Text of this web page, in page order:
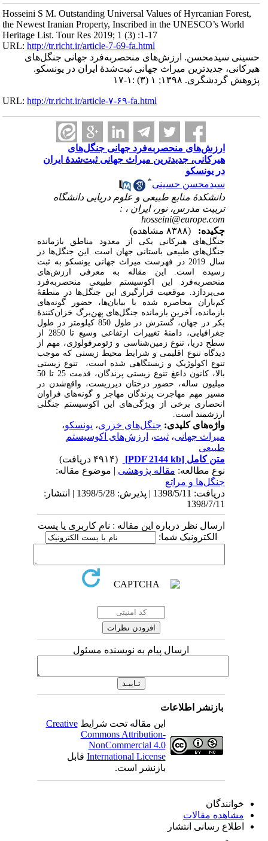
Hosseini S M. Outstanding Universal Values of Hyrcanian Forest,
the Newest Iranian Property, Inscribed in the UNESCO’s World
Heritage List. Tour Res 2019; 1 (3) :1-17
URL:http://tr.richt.ir/article-7-69-fa.html
حسینی سیدمحسن. ارزش‌های منحصربه‌فرد جهانی جنگل‌های
هیرکانی، جدیدترین میراث جهانی ثبت‌شدۀ ایران در یونسکو.
پژوهش گردشگری. ۱۳۹۸; ۱ (۳) :۱-۱۷
URL:http://tr.richt.ir/article-۷-۶۹-fa.html
ارزش‌های منحصربه‌فرد جهانی جنگل‌های
هیرکانی، جدیدترین میراث جهانی ثبت‌شدۀ ایران
در یونسکو
سیدمحسن حسینی
دانشکدۀ منابع طبیعی و علوم دریایی دانشگاه
تربیت مدرس، نور، ایران ، :
hosseini@europe.com
چکیده:
جنگل‌های هیرکانی یکی از معدود مناطق بازمانده
جنگل‌های طبیعی باستانی جهان است. این جنگل‌ها در
سال 2019 در فهرست میراث جهانی یونسکو به ثبت
رسیده است. این مقاله به معرفی ارزش‌های
منحصربه‌فرد این اکوسیستم طبیعی منحصربه‌فرد
می‌پردازد. موقعیت قرارگیری این جنگل‌ها در منطقۀ
کم‌باران محاصره شده با بیابان‌ها، حضور گونه‌های
بازمانده، آخرین بازمانده جنگل‌های پهن‌برگ خزان‌کنندۀ
بکر در جهان، گسترش در طول 850 کیلومتر در طول
جغرافیایی، دامنۀ تغییرات ارتفاعی وسیع تا 2850 از
سطح دریا، تنوع زمین‌شناسی و ژئومرفولوژی، مهم از
دیدگاه تنوع اقلیمی و شرایط محیط زیستی که موجب
تنوع اکولوژیک و زیستگاهی شده است، تنوع زیستی
بالا، کانون داعغ تنوع زیستی پرندگان، قدمت 25 تا 50
میلیون ساله، حضور درختان دیرزیست، واقع‌شدن در
مسیر مهم مهاجرت پرندگان مهاجر و گونه‌های فراوان
انحصاری برخی از ویژگی‌های این اکوسیستم جنگلی
ارزشمند است.
واژه‌های کلیدی:جنگل‌های خزری،یونسکو،
میراث جهانی،ثبت،ارزش‌های اکوسیستم
طبیعی
متن کامل[PDF 2144 kb]
نوع مطالعه:مقاله پژوهشی| موضوع مقاله:
جنگل‌ها و مراتع
دریافت: 1398/5/11 | پذیرش: 1398/5/28 | انتشار:
1398/7/11
ارسال نظر درباره این مقاله : نام کاربری یا پست
الکترونیک شما:
ارسال پیام به نویسنده مسئول
بازنشر اطلاعات
این مقاله تحت شرایطCreative
Commons Attribution-
NonCommercial 4.0
International Licenseقابل
بازنشر است.
خوانندگان
مشاهده مقالات
اطلاع رسانی انتشار